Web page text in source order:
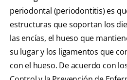
periodontal (periodontitis) es
estructuras que soportan los
las encías, el hueso que
su lugar y los ligamentos que
con el hueso. De acuerdo con